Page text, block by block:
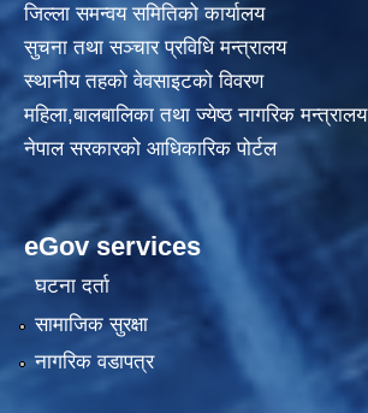
जिल्ला समन्वय समितिको कार्यालय
सुचना तथा सञ्चार प्रविधि मन्त्रालय
स्थानीय तहकाे वेवसाइटकाे विवरण
महिला,बालबालिका तथा ज्येष्ठ नागरिक मन्त्रालय
नेपाल सरकारको आधिकारिक पोर्टल
eGov services
घटना दर्ता
सामाजिक सुरक्षा
नागरिक वडापत्र